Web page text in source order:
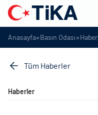
Anasayfa»Basın Odası»
Tüm Haberler
Haberler